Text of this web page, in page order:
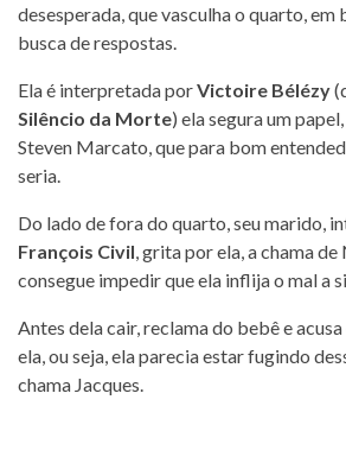
desesperada, que vasculha o quarto, em
busca de respostas.
Ela é interpretada porVictoire Bélézy
Silêncio da Morte) ela segura um
Steven Marcato, que para bom
seria.
Do lado de fora do quarto, seu marido,
François Civil, grita por ela, a chama de
consegue impedir que ela inflija o mal a
Antes dela cair, reclama do bebê e
ela, ou seja, ela parecia estar fugindo
chama Jacques.